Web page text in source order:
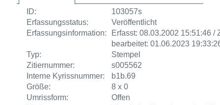
ID:
103057s
Erfassungsstatus:
Veröffentlicht
Erfassungsinformation:
Erfasst: 08.03.2002 15:51:46 /
bearbeitet: 01.06.2023
Typ:
Stempel
Zitiernummer:
s005562
Interne Kyrissnummer:
b1b.69
Größe:
8 x 0
Umrissform:
Offen